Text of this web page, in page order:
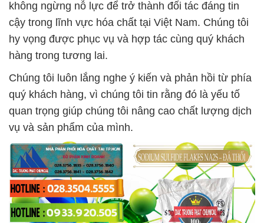
không ngừng nỗ lực để trở thành đối tác đáng tin
cậy trong lĩnh vực hóa chất tại Việt Nam. Chúng tôi
hy vọng được phục vụ và hợp tác cùng quý khách
hàng trong tương lai.
Chúng tôi luôn lắng nghe ý kiến và phản hồi từ phía
quý khách hàng, vì chúng tôi tin rằng đó là yếu tố
quan trọng giúp chúng tôi nâng cao chất lượng dịch
vụ và sản phẩm của mình.